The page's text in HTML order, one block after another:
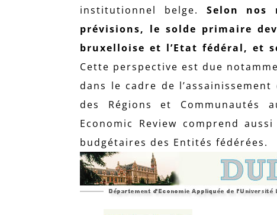
institutionnel belge. Selon nos
prévisions, le solde primaire
bruxelloise et l’Etat fédéral, et
Cette perspective est due
dans le cadre de
des Régions et Communautés
Economic Review comprend
budgétaires des Entités fédérées.